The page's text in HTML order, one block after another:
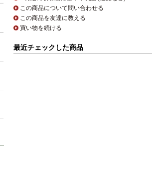
この商品について問い合わせる
この商品を友達に教える
買い物を続ける
最近チェックした商品